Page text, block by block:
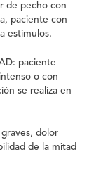
de pecho con
paciente con
estímulos.
paciente
o con
se realiza en
dolor
de la mitad